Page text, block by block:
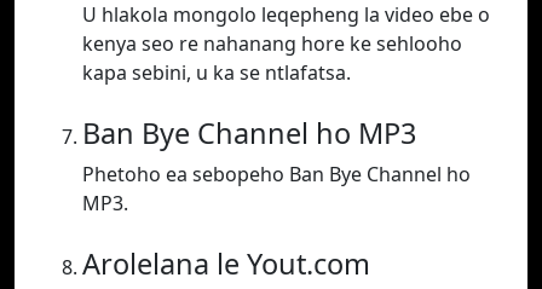
U hlakola mongolo leqepheng la video ebe o
kenya seo re nahanang hore ke sehlooho
kapa sebini, u ka se ntlafatsa.
Ban Bye Channel ho MP3
Phetoho ea sebopeho Ban Bye Channel ho
MP3.
Arolelana le Yout.com